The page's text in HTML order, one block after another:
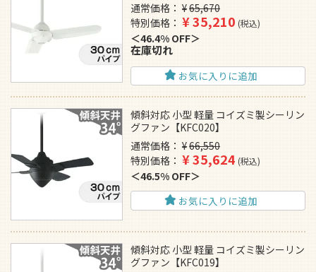
通常価格
¥65,670
特別価格
¥35,210 税込
46.4% OFF
在庫切れ
お気に入りに追加
傾斜対応 小型 軽量 コイズミ製シーリン
グファン【KFC020】
通常価格
¥66,550
特別価格
¥35,624 税込
46.5% OFF
お気に入りに追加
傾斜対応 小型 軽量 コイズミ製シーリン
グファン【KFC019】